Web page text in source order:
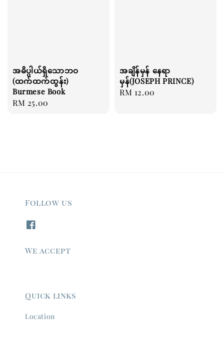
အဓိပ္ပါယ်ရှိသောဘဝ
(ထက်ထက်ထွန်း)
Burmese Book
Regular
RM 25.00
အချိန်မှန် နေရာ
မှန်(JOSEPH PRINCE)
Regular
RM 12.00
Follow us
We accept
Quick links
Location